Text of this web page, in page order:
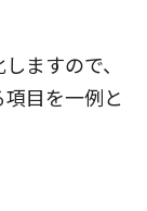
ますので、
目を一例と